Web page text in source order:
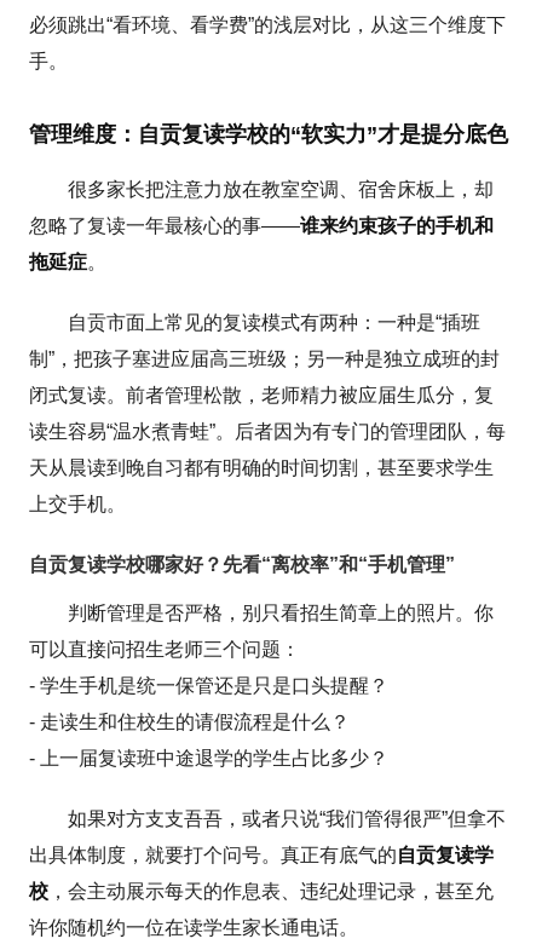
必须跳出“看环境、看学费”的浅层对比，从这三个维度下
手。
管理维度：自贡复读学校的“软实力”才是提分底色
很多家长把注意力放在教室空调、宿舍床板上，却
忽略了复读一年最核心的事——谁来约束孩子的手机和
拖延症。
自贡市面上常见的复读模式有两种：一种是“插班
制”，把孩子塞进应届高三班级；另一种是独立成班的封
闭式复读。前者管理松散，老师精力被应届生瓜分，复
读生容易“温水煮青蛙”。后者因为有专门的管理团队，每
天从晨读到晚自习都有明确的时间切割，甚至要求学生
上交手机。
自贡复读学校哪家好？先看“离校率”和“手机管理”
判断管理是否严格，别只看招生简章上的照片。你
可以直接问招生老师三个问题：
- 学生手机是统一保管还是只是口头提醒？
- 走读生和住校生的请假流程是什么？
- 上一届复读班中途退学的学生占比多少？
如果对方支支吾吾，或者只说“我们管得很严”但拿不
出具体制度，就要打个问号。真正有底气的自贡复读学
校 ，会主动展示每天的作息表、违纪处理记录，甚至允
许你随机约一位在读学生家长通电话。